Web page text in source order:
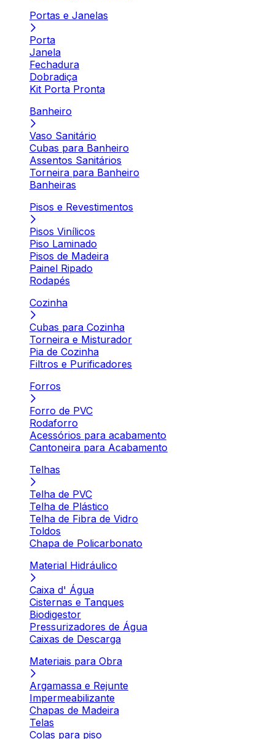
Portas e Janelas
Porta
Janela
Fechadura
Dobradiça
Kit Porta Pronta
Banheiro
Vaso Sanitário
Cubas para Banheiro
Assentos Sanitários
Torneira para Banheiro
Banheiras
Pisos e Revestimentos
Pisos Vinílicos
Piso Laminado
Pisos de Madeira
Painel Ripado
Rodapés
Cozinha
Cubas para Cozinha
Torneira e Misturador
Pia de Cozinha
Filtros e Purificadores
Forros
Forro de PVC
Rodaforro
Acessórios para acabamento
Cantoneira para Acabamento
Telhas
Telha de PVC
Telha de Plástico
Telha de Fibra de Vidro
Toldos
Chapa de Policarbonato
Material Hidráulico
Caixa d' Água
Cisternas e Tanques
Biodigestor
Pressurizadores de Água
Caixas de Descarga
Materiais para Obra
Argamassa e Rejunte
Impermeabilizante
Chapas de Madeira
Telas
Colas para piso